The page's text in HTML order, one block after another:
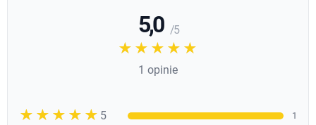
5,0 / 5
☆☆☆☆☆
★★★★★
1 opinie
☆☆☆☆☆
★★★★★ 5 1